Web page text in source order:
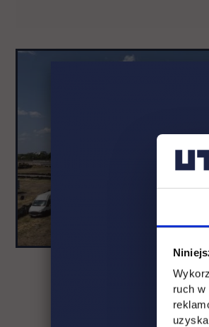
ruch
Pomiń